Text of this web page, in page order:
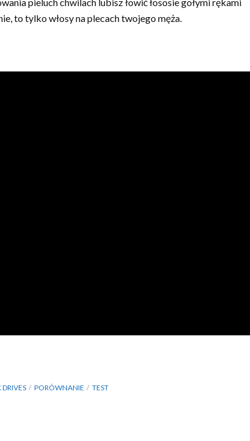
to tylko włosy na plecach twojego męża.
PORÓWNANIE TEST